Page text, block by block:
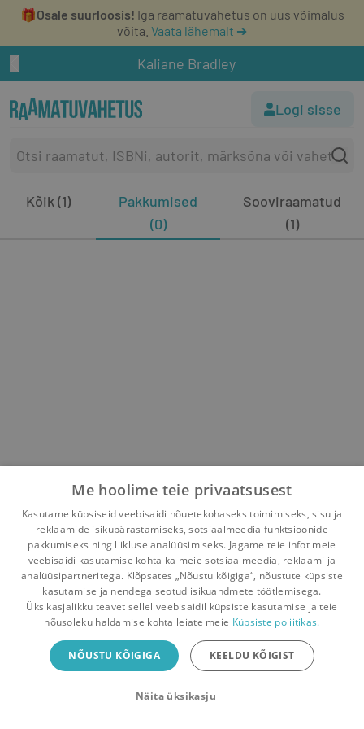
🎁Osale suurloosis! Iga raamatuvahetus on uus võimalus
võita. Vaata lähemalt ➔
Kaliane Bradley
Logi sisse
Kõik (1)
Pakkumised
(0)
Sooviraamatud
(1)
Pealehele Ostukorv Sõnumid Teated Konto
Raamatuvahetuse mobiiliäpp
Vaheta raamatuid veelgi mugavamalt!
Me hoolime teie privaatsusest
Kasutame küpsiseid veebisaidi nõuetekohaseks toimimiseks, sisu ja
reklaamide isikupärastamiseks, sotsiaalmeedia funktsioonide
pakkumiseks ning liikluse analüüsimiseks. Jagame teie infot meie
veebisaidi kasutamise kohta ka meie sotsiaalmeedia, reklaami ja
analüüsipartneritega. Klõpsates „Nõustu kõigiga“, nõustute küpsiste
kasutamise ja nendega seotud isikuandmete töötlemisega.
Üksikasjalikku teavet sellel veebisaidil küpsiste kasutamise ja teie
nõusoleku haldamise kohta leiate meie Küpsiste poliitikas.
NÕUSTU KÕIGIGA KEELDU KÕIGIST
Näita üksikasju